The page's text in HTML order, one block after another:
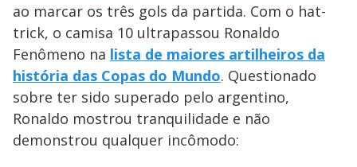
ao marcar os três gols da partida. Com o hat-
trick, o camisa 10 ultrapassou Ronaldo
Fenômeno na lista de maiores artilheiros da
história das Copas do Mundo. Questionado
sobre ter sido superado pelo argentino,
Ronaldo mostrou tranquilidade e não
demonstrou qualquer incômodo: